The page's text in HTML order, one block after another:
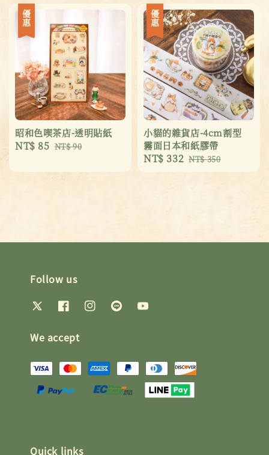
優惠
昭和色喫茶店-透明貼紙
Sale
NT$ 85 Regular
NT$ 90
優惠
小貓的雜貨店-4cm割型
霧面日本和紙膠帶
Sale
NT$ 332 Regular
NT$ 350
Follow us
We accept
Quick links